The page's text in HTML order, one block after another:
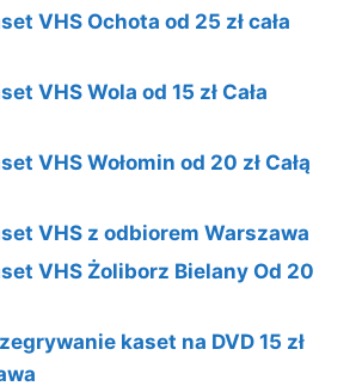
VHS Ochota od 25 zł cała
VHS Wola od 15 zł Cała
VHS Wołomin od 20 zł Całą
VHS z odbiorem Warszawa
VHS Żoliborz Bielany Od 20
kaset na DVD 15 zł